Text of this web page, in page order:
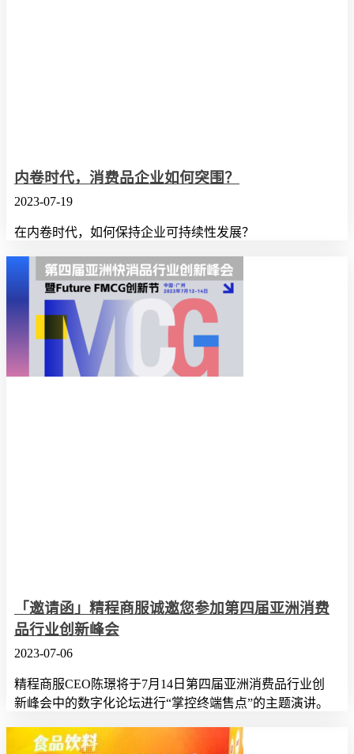
内卷时代，消费品企业如何突围？
2023-07-19
在内卷时代，如何保持企业可持续性发展？
「邀请函」精程商服诚邀您参加第四届亚洲消费
品行业创新峰会
2023-07-06
精程商服CEO陈璟将于7月14日第四届亚洲消费品行业创
新峰会中的数字化论坛进行“掌控终端售点”的主题演讲。